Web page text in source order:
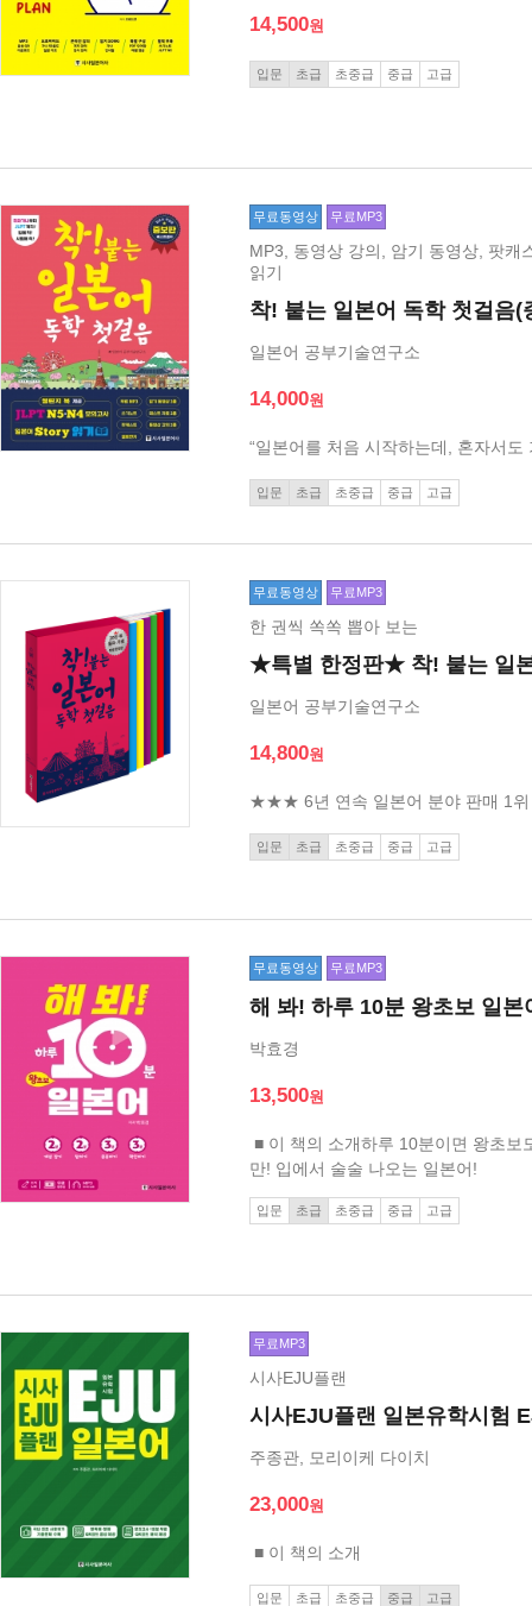
14,500
입문 초급 초중급 중급 고급
무료동영상 무료MP3
MP3, 동영상 강의, 암기 동영상, 팟캐
읽기
착! 붙는 일본어 독학 첫걸음(
일본어 공부기술연구소
14,000
“일본어를 처음 시작하는데, 혼자서도
입문 초급 초중급 중급 고급
무료동영상 무료MP3
한 권씩 쏙쏙 뽑아 보는
★특별 한정판★ 착! 붙는 일
일본어 공부기술연구소
14,800
★★★ 6년 연속 일본어 분야 판매 1위
입문 초급 초중급 중급 고급
무료동영상 무료MP3
해 봐! 하루 10분 왕초보 일본
박효경
13,500
■ 이 책의 소개하루 10분이면 왕초
만! 입에서 술술 나오는 일본어!
입문 초급 초중급 중급 고급
무료MP3
시사EJU플랜
시사EJU플랜 일본유학시험
주종관, 모리이케 다이치
23,000
■ 이 책의 소개
입문 초급 초중급 중급 고급